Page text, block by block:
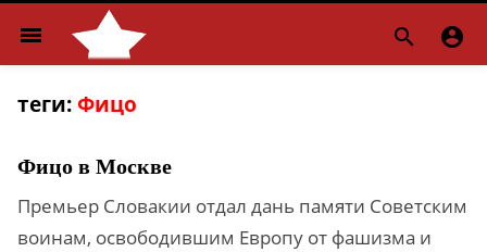
menu  
теги: Фицо
Фицо в Москве
Премьер Словакии отдал дань памяти Советским
воинам, освободившим Европу от фашизма и